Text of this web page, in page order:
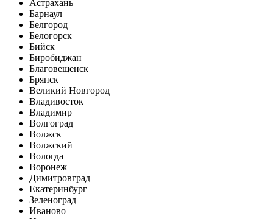
Астрахань
Барнаул
Белгород
Белогорск
Бийск
Биробиджан
Благовещенск
Брянск
Великий Новгород
Владивосток
Владимир
Волгоград
Волжск
Волжский
Вологда
Воронеж
Димитровград
Екатеринбург
Зеленоград
Иваново